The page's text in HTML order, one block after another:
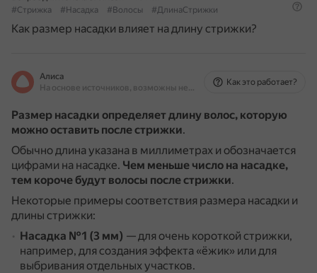
#Стрижка
#Насадка #Волосы #ДлинаСтрижки
Как размер насадки влияет на длину стрижки?
Алиса
На основе источников, возможны неточности
Как это работает?
Размер насадки определяет длину волос, которую
можно оставить после стрижки.
Обычно длина указана в миллиметрах и обозначается
цифрами на насадке. Чем меньше число на насадке,
тем короче будут волосы после стрижки.
Некоторые примеры соответствия размера насадки и
длины стрижки:
Насадка №1 (3 мм) — для очень короткой стрижки,
например, для создания эффекта «ёжик» или для
выбривания отдельных участков.